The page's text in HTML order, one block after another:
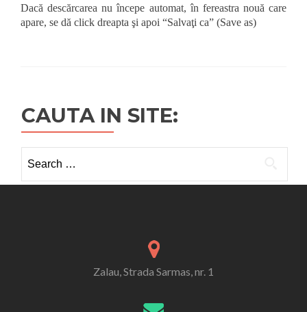
Dacă descărcarea nu începe automat, în fereastra nouă care
apare, se dă click dreapta şi apoi “Salvaţi ca” (Save as)
CAUTA IN SITE:
for:
Zalau, Strada Sarmas, nr. 1